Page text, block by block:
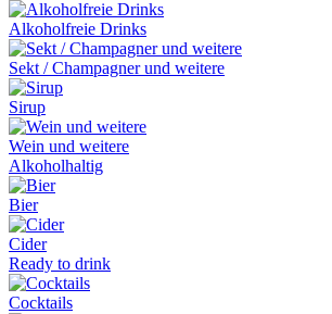
Alkoholfreie Drinks
Sekt / Champagner und weitere
Sirup
Wein und weitere
Alkoholhaltig
Bier
Cider
Ready to drink
Cocktails